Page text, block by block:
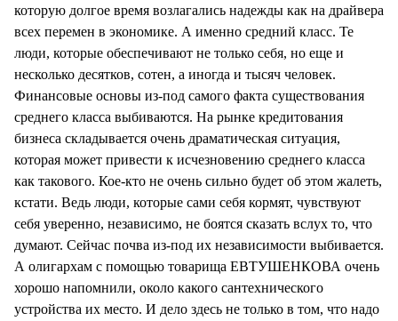
которую долгое время возлагались надежды как на драйвера
всех перемен в экономике. А именно средний класс. Те
люди, которые обеспечивают не только себя, но еще и
несколько десятков, сотен, а иногда и тысяч человек.
Финансовые основы из-под самого факта существования
среднего класса выбиваются. На рынке кредитования
бизнеса складывается очень драматическая ситуация,
которая может привести к исчезновению среднего класса
как такового. Кое-кто не очень сильно будет об этом жалеть,
кстати. Ведь люди, которые сами себя кормят, чувствуют
себя уверенно, независимо, не боятся сказать вслух то, что
думают. Сейчас почва из-под их независимости выбивается.
А олигархам с помощью товарища ЕВТУШЕНКОВА очень
хорошо напомнили, около какого сантехнического
устройства их место. И дело здесь не только в том, что надо